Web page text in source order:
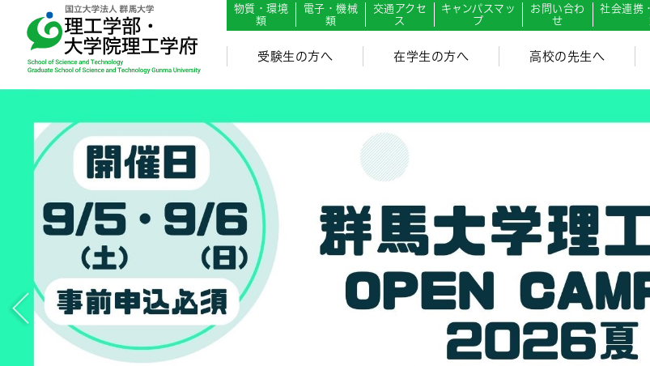
物質・環境
類
電子・機械
類
交通アクセ
ス
キャンパスマッ
プ
お問い合わ
せ
社会連携
受験生の方へ 在学生の方へ 高校の先生へ
Japanese